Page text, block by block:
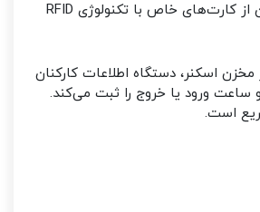
در این روش، کارکنان از کارت‌های خاص با تکنولوژی RFID
مخزن اسکنر، دستگاه اطلاعات کارکنان
ورود یا خروج را ثبت می‌کند.
است.